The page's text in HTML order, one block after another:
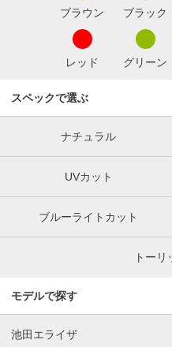
ブラウン ブラック
レッド グリーン
スペックで選ぶ
ナチュラル
UVカット
ブルーライトカット
トー
モデルで探す
池田エライザ